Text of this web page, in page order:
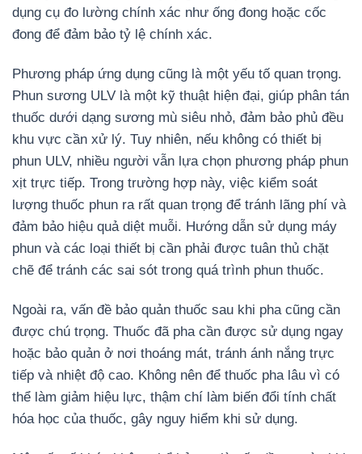
dụng cụ đo lường chính xác như ống đong hoặc cốc
đong để đảm bảo tỷ lệ chính xác.
Phương pháp ứng dụng cũng là một yếu tố quan trọng.
Phun sương ULV là một kỹ thuật hiện đại, giúp phân tán
thuốc dưới dạng sương mù siêu nhỏ, đảm bảo phủ đều
khu vực cần xử lý. Tuy nhiên, nếu không có thiết bị
phun ULV, nhiều người vẫn lựa chọn phương pháp phun
xịt trực tiếp. Trong trường hợp này, việc kiểm soát
lượng thuốc phun ra rất quan trọng để tránh lãng phí và
đảm bảo hiệu quả diệt muỗi. Hướng dẫn sử dụng máy
phun và các loại thiết bị cần phải được tuân thủ chặt
chẽ để tránh các sai sót trong quá trình phun thuốc.
Ngoài ra, vấn đề bảo quản thuốc sau khi pha cũng cần
được chú trọng. Thuốc đã pha cần được sử dụng ngay
hoặc bảo quản ở nơi thoáng mát, tránh ánh nắng trực
tiếp và nhiệt độ cao. Không nên để thuốc pha lâu vì có
thể làm giảm hiệu lực, thậm chí làm biến đổi tính chất
hóa học của thuốc, gây nguy hiểm khi sử dụng.